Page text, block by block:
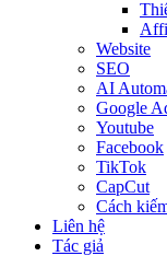
Website
SEO
AI
Google
Youtube
Facebook
TikTok
CapCut
Cách
Liên hệ
Tác giả